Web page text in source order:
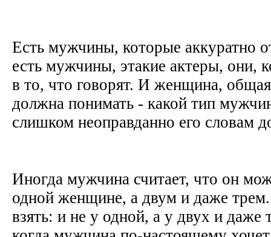
Есть мужчины, которые аккуратно
есть мужчины, этакие актеры, они,
в то, что говорят. И женщина,
должна понимать - какой тип
слишком неоправданно его словам
Иногда мужчина считает, что он
одной женщине, а двум и даже
взять: и не у одной, а у двух и даже